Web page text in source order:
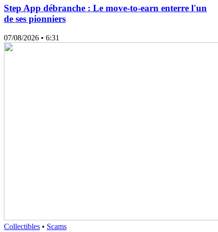
Step App débranche : Le move-to-earn enterre l'un
de ses pionniers
07/08/2026 • 6:31
Collectibles • Scams